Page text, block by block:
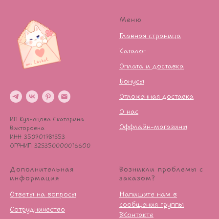
ИП Кузнецова Екатерина
Викторовна
ИНН 350701781553
ОГРНИП 325350000016600
Меню
Главная страница
Каталог
Оплата и доставка
Бонусы
Отложенная доставка
О нас
Оффлайн-магазины
Дополнительная
информация
Ответы на вопросы
Сотрудничество
Возникли проблемы с
заказом?
Напишите нам в
сообщения группы
ВКонтакте